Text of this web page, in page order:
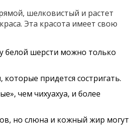
шелковистый и растет
Эта красота имеет свою
белой шерсти можно только
придется состригать.
чем чихуахуа, и более
но слюна и кожный жир могут